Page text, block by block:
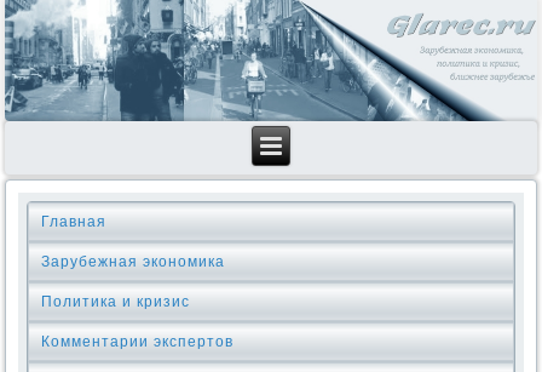
Главная
Зарубежная экономика
Политика и кризис
Комментарии экспертов